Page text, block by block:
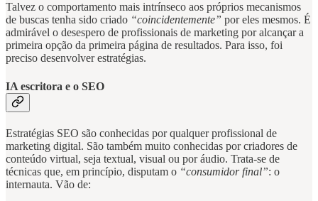
Talvez o comportamento mais intrínseco aos próprios mecanismos
de buscas tenha sido criado “coincidentemente” por eles mesmos. É
admirável o desespero de profissionais de marketing por alcançar a
primeira opção da primeira página de resultados. Para isso, foi
preciso desenvolver estratégias.
IA escritora e o SEO
Estratégias SEO são conhecidas por qualquer profissional de
marketing digital. São também muito conhecidas por criadores de
conteúdo virtual, seja textual, visual ou por áudio. Trata-se de
técnicas que, em princípio, disputam o “consumidor final”: o
internauta. Vão de: